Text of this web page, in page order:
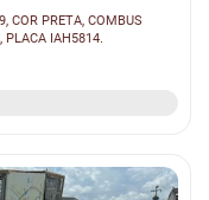
COR PRETA, COMBUS
PLACA IAH5814.